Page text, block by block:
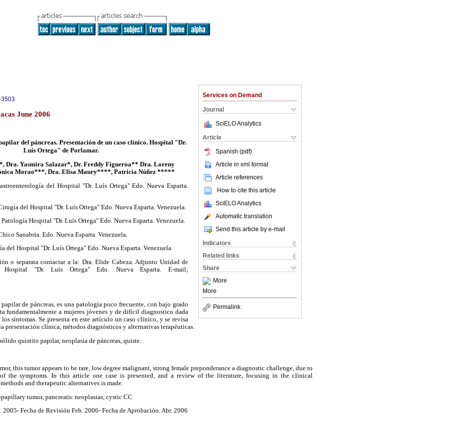
Services on Demand
Journal
SciELO Analytics
Article
Spanish (pdf)
Article in xml format
Article references
How to cite this article
SciELO Analytics
Automatic translation
Send this article by e-mail
Indicators
Related links
Share
More
More
Permalink
June 2006
del páncreas. Presentación de un caso clínico. Hospital "Dr.
Luís Ortega" de Porlamar.
Dra. Yasmira Salazar*, Dr. Freddy Figueroa** Dra. Loreny
Morao***, Dra. Elisa Maury****, Patricia Núñez *****
del Hospital "Dr. Luís Ortega" Edo. Nueva Esparta.
del Hospital "Dr. Luís Ortega" Edo. Nueva Esparta. Venezuela.
Hospital "Dr. Luís Ortega" Edo. Nueva Esparta. Venezuela.
Sanabria. Edo. Nueva Esparta. Venezuela.
del Hospital "Dr. Luís Ortega" Edo. Nueva Esparta. Venezuela.
o separata contactar a la: Dra. Elide Cabeza. Adjunto Unidad de
Hospital "Dr. Luís Ortega" Edo. Nueva Esparta. E-mail;
de páncreas, es una patología poco frecuente, con bajo grado
fundamentalmente a mujeres jóvenes y de difícil diagnostico dada
síntomas. Se presenta en este artículo un caso clínico, y se revisa
presentación clínica, métodos diagnósticos y alternativas terapéuticas.
quistito papilar, neoplasia de páncreas, quiste.
this tumor appears to be rare, low degree malignant, strong female preponderance a diagnostic challenge, due to
the symptoms. In this article one case is presented, and a review of the literature, focusing in the clinical
and therapeutic alternatives is made.
tumor, pancreatic neoplasias, cystic CC
2005- Fecha de Revisión Feb. 2006- Fecha de Aprobación. Abr. 2006